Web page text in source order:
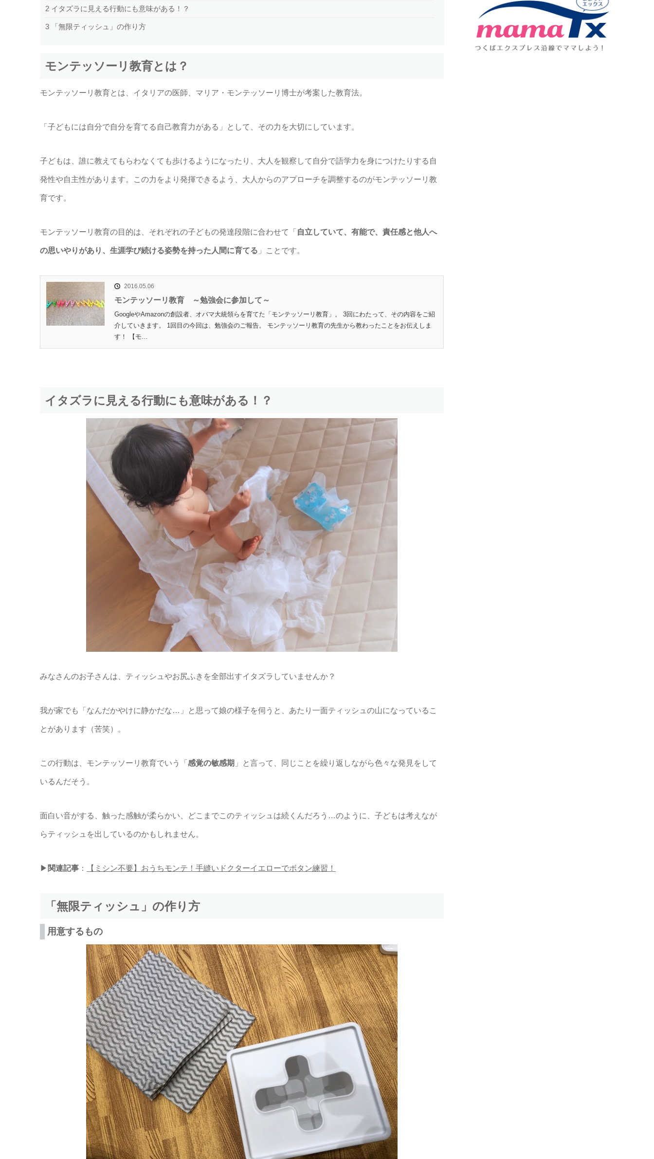
2 イタズラに見える行動にも意味がある！？
3 「無限ティッシュ」の作り方
モンテッソーリ教育とは？
モンテッソーリ教育とは、イタリアの医師、マリア・モンテッソーリ博士が考案した教育法。
「子どもには自分で自分を育てる自己教育力がある」として、その力を大切にしています。
子どもは、誰に教えてもらわなくても歩けるようになったり、大人を観察して自分で語学力を身につけたりする自
発性や自主性があります。この力をより発揮できるよう、大人からのアプローチを調整するのがモンテッソーリ教
育です。
モンテッソーリ教育の目的は、それぞれの子どもの発達段階に合わせて「 自立していて、有能で、責任感と他人へ
の思いやりがあり、生涯学び続ける姿勢を持った人間に育てる 」ことです。
2016.05.06
モンテッソーリ教育 ～勉強会に参加して～
GoogleやAmazonの創設者、オバマ大統領らを育てた「モンテッソーリ教育」。 3回にわたって、その内容をご紹
介していきます。 1回目の今回は、勉強会のご報告。 モンテッソーリ教育の先生から教わったことをお伝えしま
す！ 【モ...
イタズラに見える行動にも意味がある！？
みなさんのお子さんは、ティッシュやお尻ふきを全部出すイタズラしていませんか？
我が家でも「なんだかやけに静かだな…」と思って娘の様子を伺うと、あたり一面ティッシュの山になっているこ
とがあります（苦笑）。
この行動は、モンテッソーリ教育でいう「 感覚の敏感期 」と言って、同じことを繰り返しながら色々な発見をして
いるんだそう。
面白い音がする、触った感触が柔らかい、どこまでこのティッシュは続くんだろう…のように、子どもは考えなが
らティッシュを出しているのかもしれません。
▶︎ 関連記事 ： 【ミシン不要】おうちモンテ！手縫いドクターイエローでボタン練習！
「無限ティッシュ」の作り方
用意するもの